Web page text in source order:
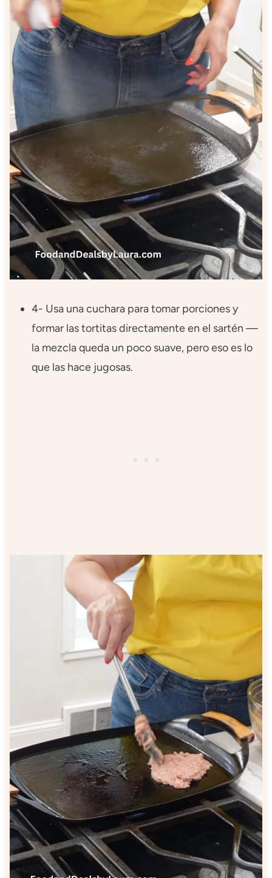
4- Usa una cuchara para tomar porciones y
formar las tortitas directamente en el sartén —
la mezcla queda un poco suave, pero eso es lo
que las hace jugosas.